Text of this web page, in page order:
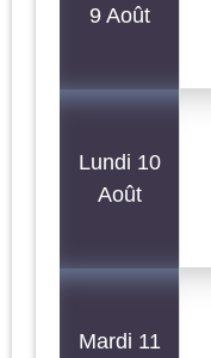
9 Août
Lundi 10
Août
Mardi 11